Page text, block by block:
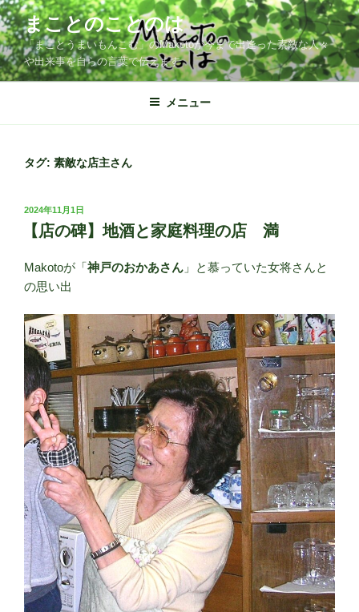
コ
ン
テ
ン
ツ
ス
まことのことのは
「まことうまいもんこむ」のMakotoが今まで出逢った素敵な人々
や出来事を自らの言葉で伝えます
メニュー
タグ: 素敵な店主さん
投
日:
2024年11月1日
【店の碑】地酒と家庭料理の店 満
Makotoが「神戸のおかあさん 」と慕っていた女将さんと
の思い出